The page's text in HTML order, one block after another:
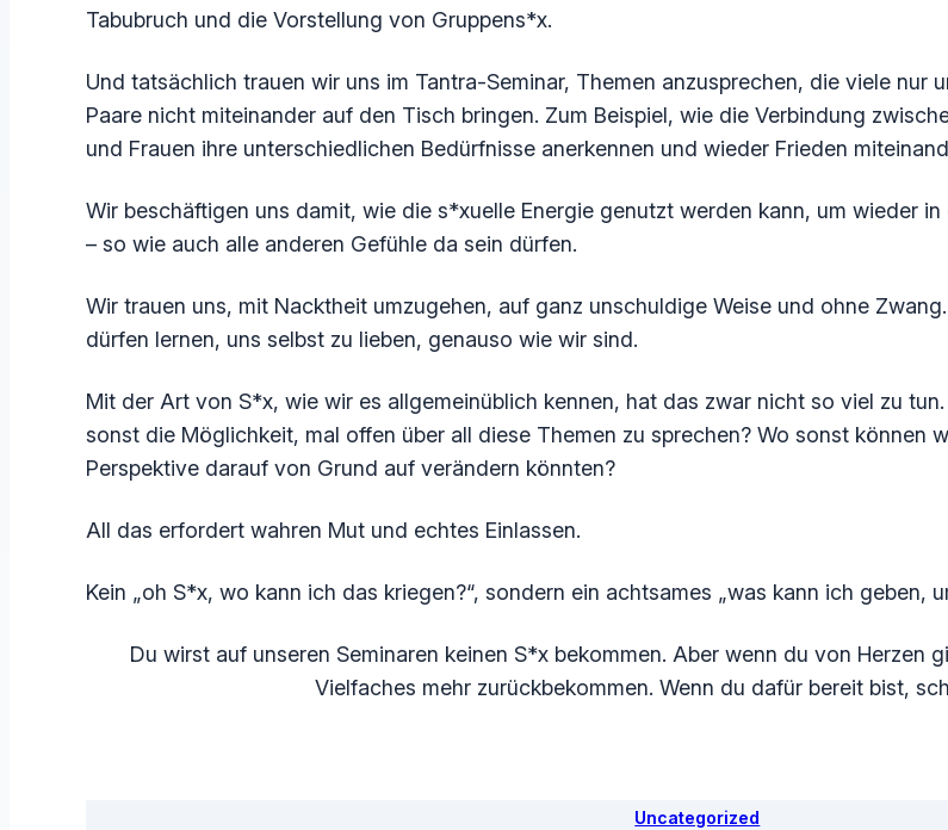
Tabubruch und die Vorstellung von Gruppens*x.
Und tatsächlich trauen wir uns im Tantra-Seminar, Themen anzusprechen, die viele nur
Paare nicht miteinander auf den Tisch bringen. Zum Beispiel, wie die Verbindung
und Frauen ihre unterschiedlichen Bedürfnisse anerkennen und wieder Frieden
Wir beschäftigen uns damit, wie die s*xuelle Energie genutzt werden kann, um wieder
– so wie auch alle anderen Gefühle da sein dürfen.
Wir trauen uns, mit Nacktheit umzugehen, auf ganz unschuldige Weise und ohne
dürfen lernen, uns selbst zu lieben, genauso wie wir sind.
Mit der Art von S*x, wie wir es allgemeinüblich kennen, hat das zwar nicht so viel zu
sonst die Möglichkeit, mal offen über all diese Themen zu sprechen? Wo sonst können
Perspektive darauf von Grund auf verändern könnten?
All das erfordert wahren Mut und echtes Einlassen.
Kein „oh S*x, wo kann ich das kriegen?“, sondern ein achtsames „was kann ich geben,
Du wirst auf unseren Seminaren keinen S*x bekommen. Aber wenn du von
Vielfaches mehr zurückbekommen. Wenn du dafür bereit bist,
Uncategorized